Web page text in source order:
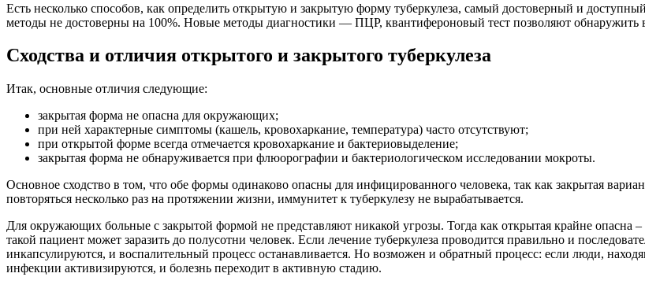
Есть несколько способов, как определить открытую и закрытую форму туберкулеза, самый достоверный и
методы не достоверны на 100%. Новые методы диагностики — ПЦР, квантифероновый тест позволяют обнаружить
Сходства и отличия открытого и закрытого туберкулеза
Итак, основные отличия следующие:
закрытая форма не опасна для окружающих;
при ней характерные симптомы (кашель, кровохаркание, температура) часто отсутствуют;
при открытой форме всегда отмечается кровохаркание и бактериовыделение;
закрытая форма не обнаруживается при флюорографии и бактериологическом исследовании мокроты.
Основное сходство в том, что обе формы одинаково опасны для инфицированного человека, так как закрытая
повторяться несколько раз на протяжении жизни, иммунитет к туберкулезу не вырабатывается.
Для окружающих больные с закрытой формой не представляют никакой угрозы. Тогда как открытая крайне опасна
такой пациент может заразить до полусотни человек. Если лечение туберкулеза проводится правильно и
инкапсулируются, и воспалительный процесс останавливается. Но возможен и обратный процесс: если люди,
инфекции активизируются, и болезнь переходит в активную стадию.